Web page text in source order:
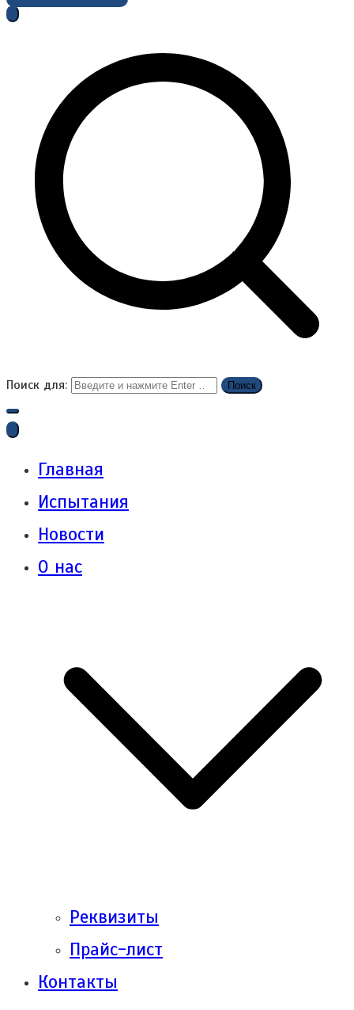
Поиск для:
Главная
Испытания
Новости
О нас
Реквизиты
Прайс-лист
Контакты